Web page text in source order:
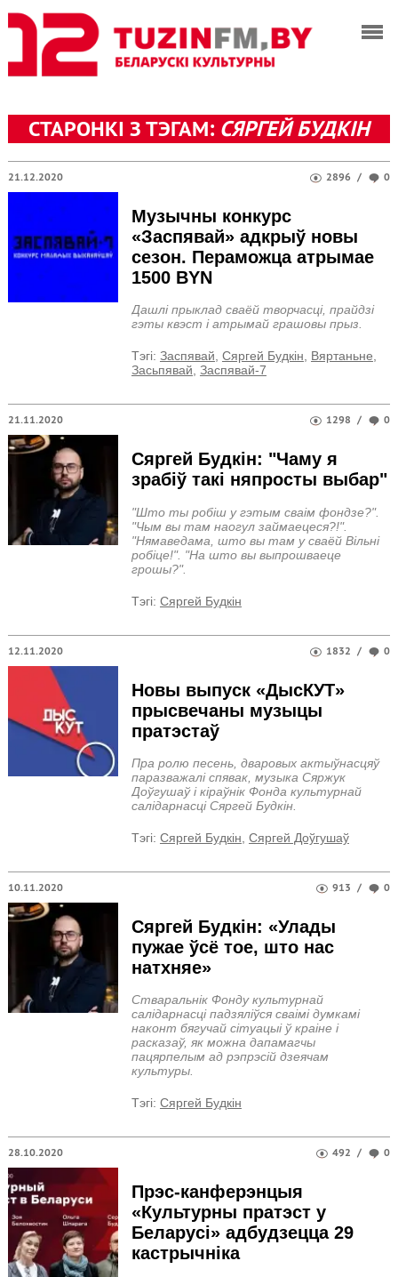
СТАРОНКІ З ТЭГАМ: СЯРГЕЙ БУДКІН
2896 / 0
21.12.2020
Музычны конкурс
«Заспявай» адкрыў новы
сезон. Пераможца атрымае
1500 BYN
Дашлі прыклад сваёй творчасці, прайдзі
гэты квэст і атрымай грашовы прыз.
Тэгi: Заспявай Сяргей Будкін Вяртаньне
Засьпявай Заспявай-7
1298 / 0
21.11.2020
Сяргей Будкін: "Чаму я
зрабіў такі няпросты выбар"
"Што ты робіш у гэтым сваім фондзе?".
"Чым вы там наогул займаецеся?!".
"Нямаведама, што вы там у сваёй Вільні
робіце!". "На што вы выпрошваеце
грошы?".
Тэгi: Сяргей Будкін
1832 / 0
12.11.2020
Новы выпуск «ДысКУТ»
прысвечаны музыцы
пратэстаў
Пра ролю песень, дваровых актыўнасцяў
паразважалі спявак, музыка Сяржук
Доўгушаў і кіраўнік Фонда культурнай
салідарнасці Сяргей Будкін.
Тэгi: Сяргей Будкін Сяргей Доўгушаў
913 / 0
10.11.2020
Сяргей Будкін: «Улады
пужае ўсё тое, што нас
натхняе»
Стваральнік Фонду культурнай
салідарнасці падзяліўся сваімі думкамі
наконт бягучай сітуацыі ў краіне і
расказаў, як можна дапамагчы
пацярпелым ад рэпрэсій дзеячам
культуры.
Тэгi: Сяргей Будкін
492 / 0
28.10.2020
Прэс-канферэнцыя
«Культурны пратэст у
Беларусі» адбудзецца 29
кастрычніка